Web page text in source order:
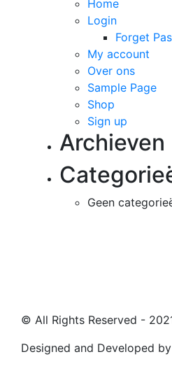
Home
Login
Forget
My account
Over ons
Sample Page
Shop
Sign up
Archieven
Geen
© All Rights Reserved -
Designed and Developed